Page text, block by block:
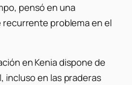
pensó en una
recurrente problema en el
en Kenia dispone de
incluso en las praderas